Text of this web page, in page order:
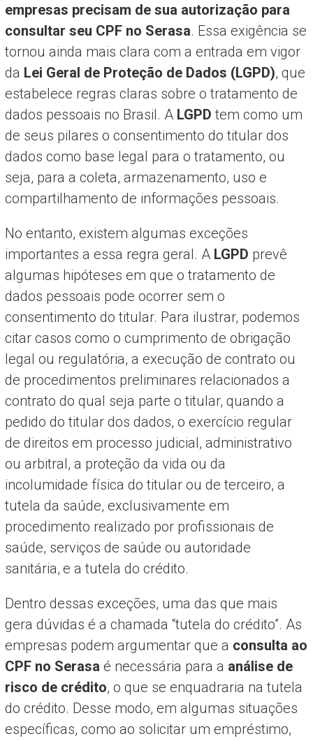
empresas precisam de sua autorização para
consultar seu CPF no Serasa. Essa exigência se
tornou ainda mais clara com a entrada em vigor
da Lei Geral de Proteção de Dados (LGPD), que
estabelece regras claras sobre o tratamento de
dados pessoais no Brasil. A LGPD tem como um
de seus pilares o consentimento do titular dos
dados como base legal para o tratamento, ou
seja, para a coleta, armazenamento, uso e
compartilhamento de informações pessoais.
No entanto, existem algumas exceções
importantes a essa regra geral. A LGPD prevê
algumas hipóteses em que o tratamento de
dados pessoais pode ocorrer sem o
consentimento do titular. Para ilustrar, podemos
citar casos como o cumprimento de obrigação
legal ou regulatória, a execução de contrato ou
de procedimentos preliminares relacionados a
contrato do qual seja parte o titular, quando a
pedido do titular dos dados, o exercício regular
de direitos em processo judicial, administrativo
ou arbitral, a proteção da vida ou da
incolumidade física do titular ou de terceiro, a
tutela da saúde, exclusivamente em
procedimento realizado por profissionais de
saúde, serviços de saúde ou autoridade
sanitária, e a tutela do crédito.
Dentro dessas exceções, uma das que mais
gera dúvidas é a chamada “tutela do crédito”. As
empresas podem argumentar que a consulta ao
CPF no Serasa é necessária para a análise de
risco de crédito, o que se enquadraria na tutela
do crédito. Desse modo, em algumas situações
específicas, como ao solicitar um empréstimo,